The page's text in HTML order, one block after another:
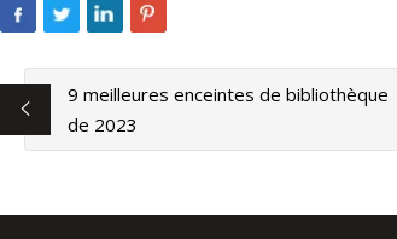
9 meilleures enceintes de bibliothèque
de 2023